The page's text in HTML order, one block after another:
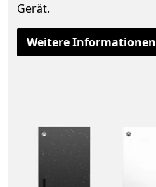
Gerät.
Weitere Informationen